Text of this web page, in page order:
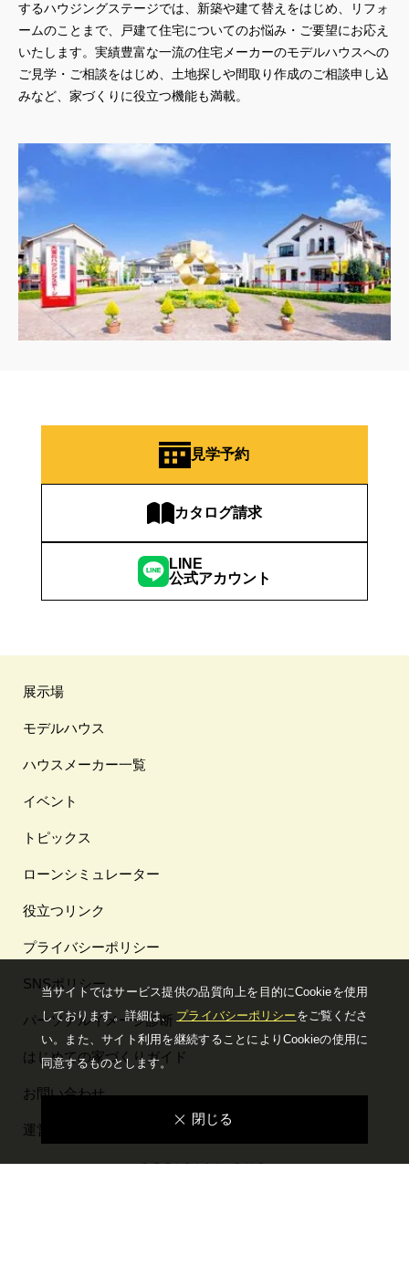
するハウジングステージでは、新築や建て替えをはじめ、リフォ
ームのことまで、戸建て住宅についてのお悩み・ご要望にお応え
いたします。実績豊富な一流の住宅メーカーのモデルハウスへの
ご見学・ご相談をはじめ、土地探しや間取り作成のご相談申し込
みなど、家づくりに役立つ機能も満載。
見学予約
カタログ請求
LINE
公式アカウント
展示場
モデルハウス
ハウスメーカー一覧
イベント
トピックス
ローンシミュレーター
役立つリンク
プライバシーポリシー
SNSポリシー
パーソナルイメージ診断
はじめての家づくりガイド
お問い合わせ
運営会社情報
ー OFFICIAL SNS ー
当サイトではサービス提供の品質向上を⽬的にCookieを使⽤
しております。詳細は、 プライバシーポリシー をご覧くださ
い。
また、サイト利⽤を継続することによりCookieの使⽤に
同意するものとします。
閉じる